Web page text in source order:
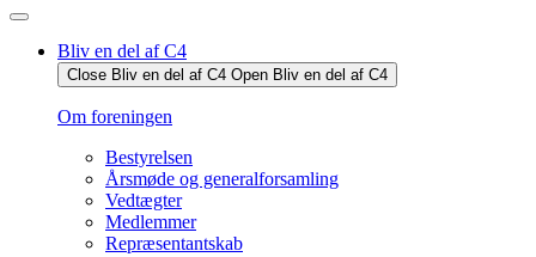
Bliv en del af C4
Close Bliv en del af C4 Open Bliv en del af C4
Om foreningen
Bestyrelsen
Årsmøde og generalforsamling
Vedtægter
Medlemmer
Repræsentantskab